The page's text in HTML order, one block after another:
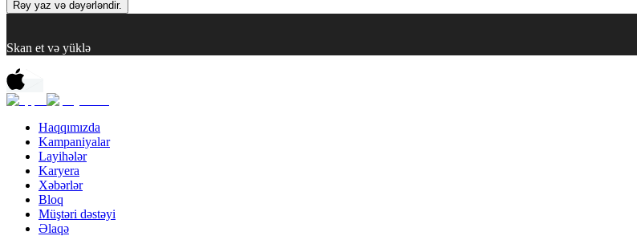
Rəy yaz və dəyərləndir.
Skan et və yüklə
Haqqımızda
Kampaniyalar
Layihələr
Karyera
Xəbərlər
Bloq
Müştəri dəstəyi
Əlaqə